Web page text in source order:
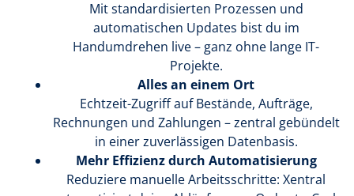
Mit standardisierten Prozessen und
automatischen Updates bist du im
Handumdrehen live – ganz ohne lange IT-
Projekte.
Alles an einem Ort
Echtzeit-Zugriff auf Bestände, Aufträge,
Rechnungen und Zahlungen – zentral gebündelt
in einer zuverlässigen Datenbasis.
Mehr Effizienz durch Automatisierung
Reduziere manuelle Arbeitsschritte: Xentral